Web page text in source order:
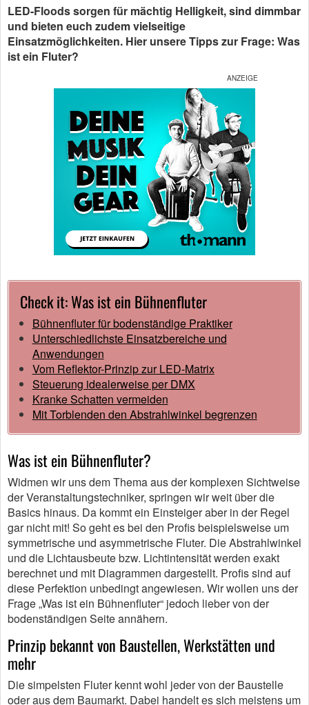
LED-Floods sorgen für mächtig Helligkeit, sind dimmbar
und bieten euch zudem vielseitige
Einsatzmöglichkeiten. Hier unsere Tipps zur Frage: Was
ist ein Fluter?
Check it: Was ist ein Bühnenfluter
Bühnenfluter für bodenständige Praktiker
Unterschiedlichste Einsatzbereiche und
Anwendungen
Vom Reflektor-Prinzip zur LED-Matrix
Steuerung idealerweise per DMX
Kranke Schatten vermeiden
Mit Torblenden den Abstrahlwinkel begrenzen
Was ist ein Bühnenfluter?
Widmen wir uns dem Thema aus der komplexen Sichtweise
der Veranstaltungstechniker, springen wir weit über die
Basics hinaus. Da kommt ein Einsteiger aber in der Regel
gar nicht mit! So geht es bei den Profis beispielsweise um
symmetrische und asymmetrische Fluter. Die Abstrahlwinkel
und die Lichtausbeute bzw. Lichtintensität werden exakt
berechnet und mit Diagrammen dargestellt. Profis sind auf
diese Perfektion unbedingt angewiesen. Wir wollen uns der
Frage „Was ist ein Bühnenfluter“ jedoch lieber von der
bodenständigen Seite annähern.
Prinzip bekannt von Baustellen, Werkstätten und
mehr
Die simpelsten Fluter kennt wohl jeder von der Baustelle
oder aus dem Baumarkt. Dabei handelt es sich meistens um